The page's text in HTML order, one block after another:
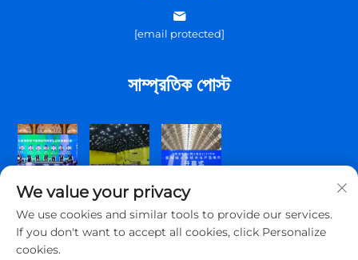
[email protected]
সাম্প্রতিক পোস্ট
We value your privacy
We use cookies and similar tools to provide our services.
If you don't want to accept all cookies, click Personalize
cookies.